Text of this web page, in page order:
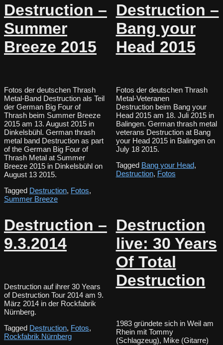
Destruction –
Summer
Breeze 2015
Fotos der deutschen Thrash
Metal-Band Destruction als Teil
der German Big Four of
Thrash beim Summer Breeze
2015 am 13. August 2015 in
Dinkelsbühl. German thrash
metal band Destruction as part
of the German Big Four of
Thrash Metal at Summer
Breeze 2015 in Dinkelsbühl on
August 13 2015.
Tagged Destruction, Fotos,
Summer Breeze
Destruction –
Bang your
Head 2015
Fotos der deutschen Thrash
Metal-Veteranen
Destruction beim Bang your
Head 2015 am 18. Juli 2015 in
Balingen. German thrash metal
veterans Destruction at Bang
your Head 2015 in Balingen on
July 18 2015.
Tagged Bang your Head,
Destruction, Fotos
Destruction –
9.3.2014
Destruction auf ihrer 30 Years
of Destruction Tour 2014 am 9.
März 2014 in der Rockfabrik
Nürnberg.
Tagged Destruction, Fotos,
Rockfabrik Nürnberg
Destruction
live: 30 Years
Of Total
Destruction
1983 gründete sich in Weil am
Rhein mit Tommy
(Schlagzeug), Mike (Gitarre)